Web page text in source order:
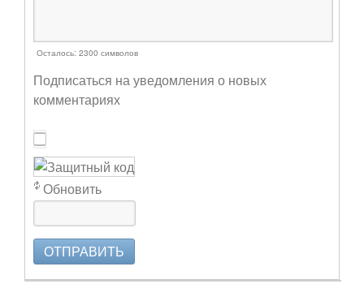
Осталось: 2300 символов
Подписаться на уведомления о новых
комментариях
Обновить
ОТПРАВИТЬ